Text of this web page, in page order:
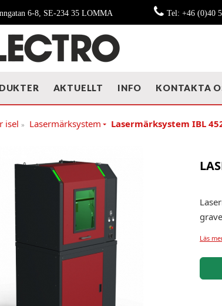
6-8, SE-234 35 LOMMA Tel: +46 (0)40
AKTUELLT INFO KONTAKTA
isel » Lasermärksystem Lasermärksystem IBL
Läs